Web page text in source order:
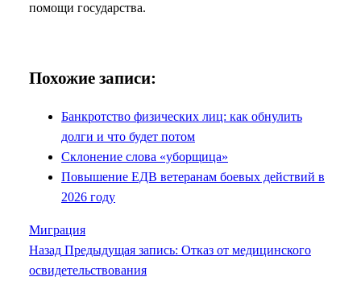
помощи государства.
Похожие записи:
Банкротство физических лиц: как обнулить
долги и что будет потом
Склонение слова «уборщица»
Повышение ЕДВ ветеранам боевых действий в
2026 году
Миграция
Назад Предыдущая запись: Отказ от медицинского
освидетельствования